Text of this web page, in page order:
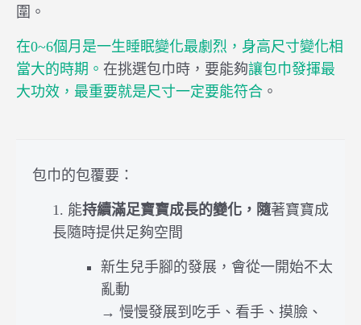
圍。
在0~6個月是一生睡眠變化最劇烈，身高尺寸變化相
當大的時期。 在挑選包巾時，要能夠讓包巾發揮最
大功效， 最重要就是尺寸一定要能符合 。
包巾的包覆要：
1. 能持續滿足寶寶成長的變化，隨著寶寶成
長隨時提供足夠空間
新生兒手腳的發展，會從一開始不太
亂動
→ 慢慢發展到吃手、看手、摸臉、